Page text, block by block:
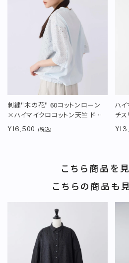
刺繍"木の花" 60コットンローン
×ハイマイクロコットン天竺 ドロ
ーストリング付プルオーバー
¥16,500 (税込)
ハイ
チ
こちら商品を
こちらの商品も